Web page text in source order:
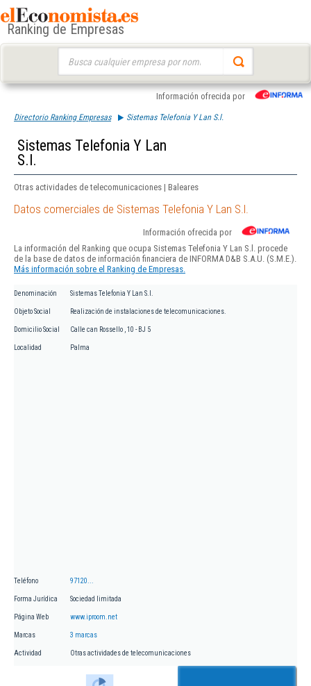
Ranking de Empresas
Información ofrecida por
Directorio Ranking Empresas Sistemas Telefonia Y Lan S.l.
Sistemas Telefonia Y Lan
S.l.
Otras actividades de telecomunicaciones | Baleares
Datos comerciales de Sistemas Telefonia Y Lan S.l.
Información ofrecida por
La información del Ranking que ocupa Sistemas Telefonia Y Lan S.l. procede
de la base de datos de información financiera de INFORMA D&B S.A.U. (S.M.E.).
Más información sobre el Ranking de Empresas.
Denominación Sistemas Telefonia Y Lan S.l.
Objeto Social Realización de instalaciones de telecomunicaciones.
Domicilio Social Calle can Rossello , 10 - BJ 5
Localidad Palma
Teléfono 97120...
Forma Jurídica Sociedad limitada
Página Web www.iproom.net
Marcas 3 marcas
Actividad Otras actividades de telecomunicaciones